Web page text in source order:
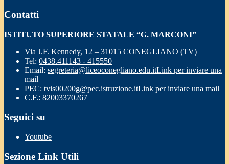
Contatti
ISTITUTO SUPERIORE STATALE “G. MARCONI”
Via J.F. Kennedy, 12 – 31015 CONEGLIANO (TV)
Tel: 0438.411143 - 415550
Email: segreteria@liceoconegliano.edu.itLink per inviare una
mail
PEC: tvis00200g@pec.istruzione.itLink per inviare una mail
C.F.: 82003370267
Seguici su
Youtube
Sezione Link Utili